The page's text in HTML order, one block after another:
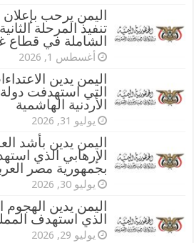
اليمن يرحب
تنفيذ المرحلة
الشاملة في قطاع
أغسطس 1, 2026
اليمن يدين
التي استهدفت
الأردنية الهاشمية
يوليو 31, 2026
اليمن يدين بأشد
الإرهابي الذي
بجمهورية مصر
يوليو 30, 2026
اليمن يدين الهجوم
الذي استهدف
يوليو 29, 2026